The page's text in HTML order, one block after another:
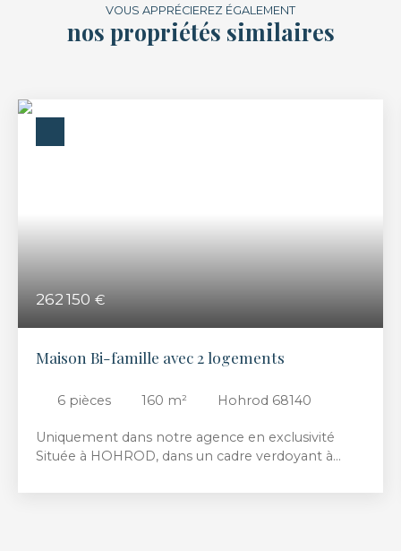
VOUS APPRÉCIEREZ ÉGALEMENT
nos propriétés similaires
262 150 €
Maison Bi-famille avec 2 logements
6 pièces 160 m² Hohrod 68140
Uniquement dans notre agence en exclusivité
Située à HOHROD, dans un cadre verdoyant à
terrain d’une contenance de 10,79 ares, maison